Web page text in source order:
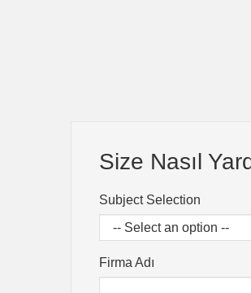
Size Nasıl
Subject Selection
Firma Adı